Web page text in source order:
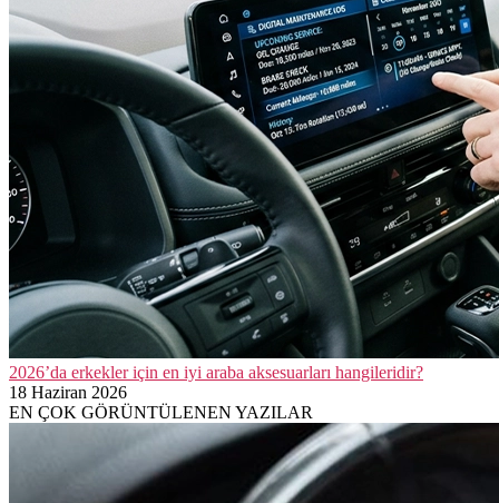
2026’da erkekler için en iyi araba aksesuarları hangileridir?
18 Haziran 2026
EN ÇOK GÖRÜNTÜLENEN YAZILAR